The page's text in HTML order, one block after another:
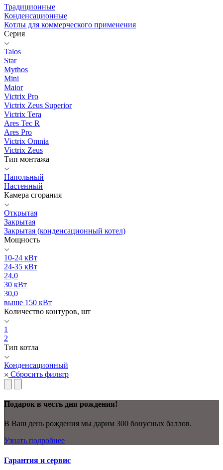
Традиционные
Конденсационные
Котлы для коммерческого применения
Серия
Talos
Star
Mythos
Mini
Maior
Victrix Pro
Victrix Zeus Superior
Victrix Tera
Ares Tec R
Ares Pro
Victrix Omnia
Victrix Zeus
Тип монтажа
Напольный
Настенный
Камера сгорания
Открытая
Закрытая
Закрытая (конденсационный котел)
Мощность
10-24 кВт
24-35 кВт
24,0
30 кВт
30,0
выше 150 кВт
Количество контуров, шт
1
2
Тип котла
Конденсационный
Сбросить фильтр
Подарок в честь дня рождения!
В Ваш день рождения мы дарим 300 бонусных баллов.
Узнать подробнее
Гарантия и сервис